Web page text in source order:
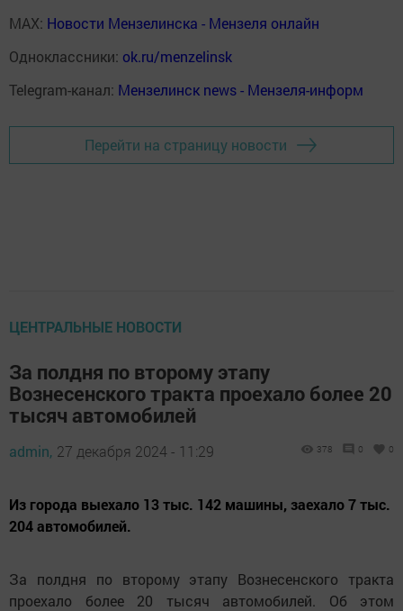
MAX: Новости Мензелинска - Мензеля онлайн
Одноклассники: ok.ru/menzelinsk
Telegram-канал: Мензелинск news - Мензеля-информ
Перейти на страницу новости
ЦЕНТРАЛЬНЫЕ НОВОСТИ
За полдня по второму этапу
Вознесенского тракта проехало более 20
тысяч автомобилей
admin, 27 декабря 2024 - 11:29 378 0 0
Из города выехало 13 тыс. 142 машины, заехало 7 тыс.
204 автомобилей.
За полдня по второму этапу Вознесенского тракта
проехало более 20 тысяч автомобилей. Об этом